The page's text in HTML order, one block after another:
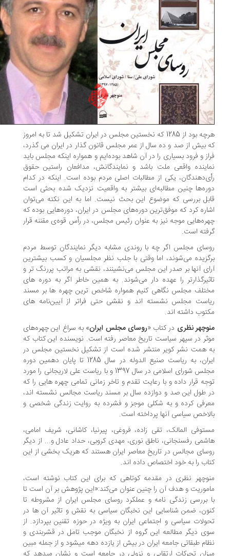
هرچه بود از 1285 که نخستین مجلس در ایران تشکیل شد تا به امروز
بیش از صد و ده سال از عمر مجلس قانون گذار در ایران می گذرد،
و فرود بسیاری را در آن شاهد بوده‌ایم و همواره اینکه مجلس باید
واقعی ملت باشد و نمایندگانش، مدافعان راستین حقوق
یکی از مطالبات اصلی مردم بوده است. اینکه در کدام
چنین مطالبه‌ای بیشتر به واقعیت نزدیک شده بحثی است
بررسی که موضوع این بحث نیست. اما به این نکته می‌توان
کرد که موفق‌ترین دوره‌های مجلس در ایران، دوره‌هایی بوده که
موجه نیز به عنوان رئیس مجلس، در رأس قوه‌ی مقننه قرار
است.
مجلس اگر چه با روندی مشابه دیگر نمایندگان توسط مردم
می‌شوند، اما وقتی با جلب نظر مجلسیان و کسب بیشترین
آنها بر صدر این مجلس می‌نشینند، نقشی به مراتب پررنگ تر و
را عهده دار می‌شوند. به همین خاطر اگر به دوره های
مجلس نگاهی کنیم همواره شاخص ترین چهره ها بر مسند
مجلس نشسته اند و نقشی حتی فراتر از آیین‌نامه های
داشته اند.
نظریدر کتاب «روسای مجلس ایران» به سراغ این چهره‌های
در سپهر سیاست تاریخ معاصر رفته است. نویسنده این کتاب که
همت نشر کویر منتشر شده است از تشکیل نخستین مجلس در
ایران، به ریاست صنیع الدوله در سال 1285 تا پایان دهمین دوره
مجلس شورای اسلامی در سال 1397 و با ریاست علی لاریجانی را مورد
قرار داده و با رعایت تقدم و تاخر زمانی تمامی چهره هایی را که
طول این صد و دوازده سال بر مسند ریاست مجالس نشسته اند،
کرده و به شکلی موجز و فشرده به روایت زندگی شخصی و
سیاسی آنها پرداخته است.
المالک، تقی زاده، فروغی، پیرنیا، کاشانی، شریف امامی،
رفسنجانی، ناطق نوری، مهدی کروبی، حداد عادل و... از دیگر
مجالس در تاریخ معاصر ایران هستند که هریک بخشی از این
را به خود اختصاص داده اند.
نظری در مقدمه کوتاهی که برای این کتاب نوشته است،
و هدف آن را چنین عنوان می‌کند:«این پژوهش بر آن است تا
بررسی زندگی نامه و عملکرد روسای مجلس ایران از مشروطه تا
ضمن شناسایی این نخبگان سیاسی به نقش و تاثیر آن ها در
سیاسی و اجتماعی ایران به ویژه در حوزه تقنین بپردازد. از
دیگر مطالعه این گروه از نخبگان موجب تامل در قشربندی و
طبقاتی جامعه ایران در بیش از یازده دهه میشود و از جمله مبین